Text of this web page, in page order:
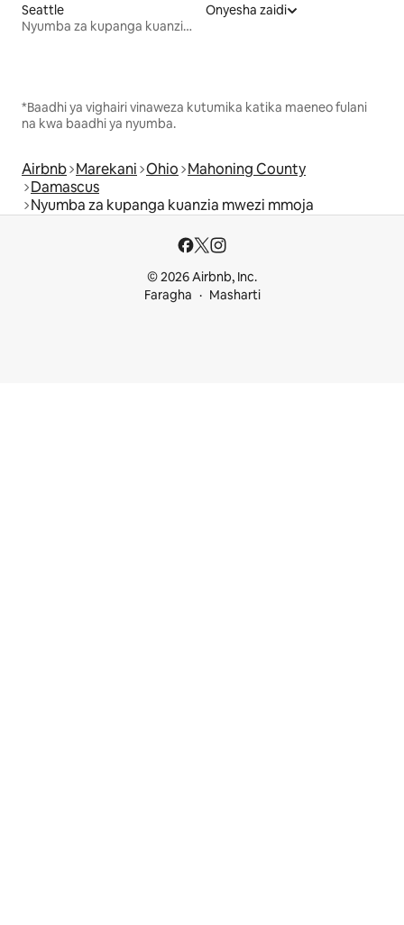
Seattle
Nyumba za kupanga kuanzia mwezi mmoja
Onyesha zaidi
*Baadhi ya vighairi vinaweza kutumika katika maeneo fulani
na kwa baadhi ya nyumba.
Airbnb Marekani Ohio Mahoning County
Damascus
Nyumba za kupanga kuanzia mwezi mmoja
© 2026 Airbnb, Inc.
Faragha
Masharti